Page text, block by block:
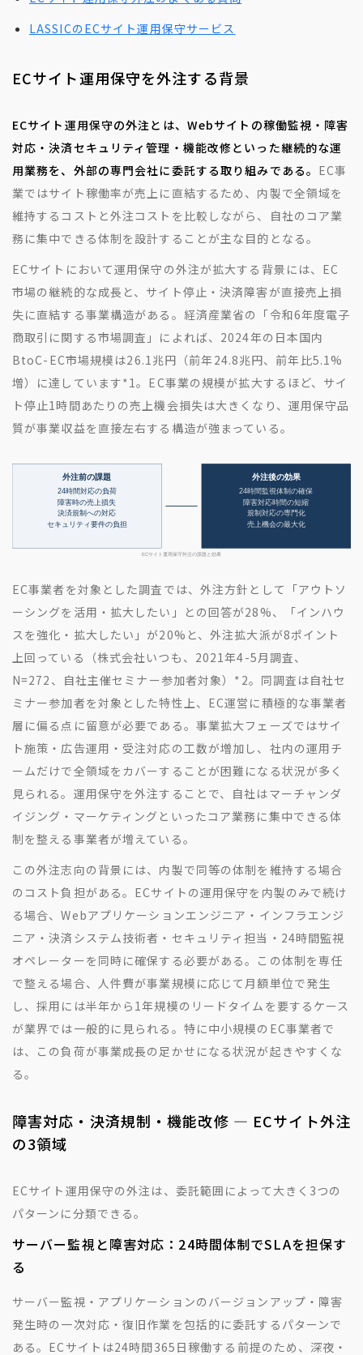
LASSICのECサイト運用保守サービス
ECサイト運用保守を外注する背景
ECサイト運用保守の外注とは、Webサイトの稼働監視・障害
対応・決済セキュリティ管理・機能改修といった継続的な運
用業務を、外部の専門会社に委託する取り組みである。 EC事
業ではサイト稼働率が売上に直結するため、内製で全領域を
維持するコストと外注コストを比較しながら、自社のコア業
務に集中できる体制を設計することが主な目的となる。
ECサイトにおいて運用保守の外注が拡大する背景には、EC
市場の継続的な成長と、サイト停止・決済障害が直接売上損
失に直結する事業構造がある。経済産業省の「令和6年度電子
商取引に関する市場調査」によれば、2024年の日本国内
BtoC-EC市場規模は26.1兆円（前年24.8兆円、前年比5.1%
増）に達しています*1。EC事業の規模が拡大するほど、サイ
ト停止1時間あたりの売上機会損失は大きくなり、運用保守品
質が事業収益を直接左右する構造が強まっている。
EC事業者を対象とした調査では、外注方針として「アウトソ
ーシングを活用・拡大したい」との回答が28%、「インハウ
スを強化・拡大したい」が20%と、外注拡大派が8ポイント
上回っている（株式会社いつも、2021年4-5月調査、
N=272、自社主催セミナー参加者対象） *2。同調査は自社セ
ミナー参加者を対象とした特性上、EC運営に積極的な事業者
層に偏る点に留意が必要である。事業拡大フェーズではサイ
ト施策・広告運用・受注対応の工数が増加し、社内の運用チ
ームだけで全領域をカバーすることが困難になる状況が多く
見られる。運用保守を外注することで、自社はマーチャンダ
イジング・マーケティングといったコア業務に集中できる体
制を整える事業者が増えている。
この外注志向の背景には、内製で同等の体制を維持する場合
のコスト負担がある。ECサイトの運用保守を内製のみで続け
る場合、Webアプリケーションエンジニア・インフラエンジ
ニア・決済システム技術者・セキュリティ担当・24時間監視
オペレーターを同時に確保する必要がある。この体制を専任
で整える場合、人件費が事業規模に応じて月額単位で発生
し、採用には半年から1年規模のリードタイムを要するケース
が業界では一般的に見られる。特に中小規模のEC事業者で
は、この負荷が事業成長の足かせになる状況が起きやすくな
る。
障害対応・決済規制・機能改修 — ECサイト外注
の3領域
ECサイト運用保守の外注は、委託範囲によって大きく3つの
パターンに分類できる。
サーバー監視と障害対応：24時間体制でSLAを担保す
る
サーバー監視・アプリケーションのバージョンアップ・障害
発生時の一次対応・復旧作業を包括的に委託するパターンで
ある。ECサイトは24時間365日稼働する前提のため、深夜・